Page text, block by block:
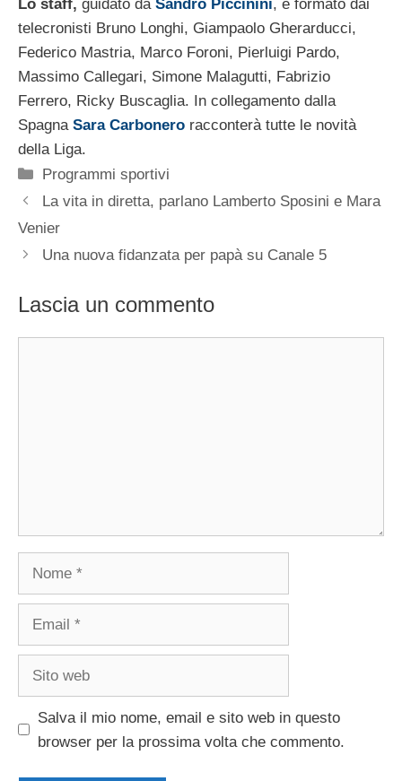
Lo staff, guidato da Sandro Piccinini, è formato dai
telecronisti Bruno Longhi, Giampaolo Gherarducci,
Federico Mastria, Marco Foroni, Pierluigi Pardo,
Massimo Callegari, Simone Malagutti, Fabrizio
Ferrero, Ricky Buscaglia. In collegamento dalla
Spagna Sara Carbonero racconterà tutte le novità
della Liga.
Categorie
Programmi sportivi
La vita in diretta, parlano Lamberto Sposini e Mara
Venier
Una nuova fidanzata per papà su Canale 5
Lascia un commento
Salva il mio nome, email e sito web in questo
browser per la prossima volta che commento.